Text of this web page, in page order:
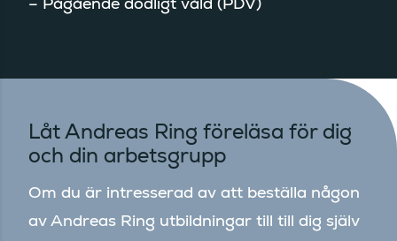
– Pågående dödligt våld (PDV)
Låt Andreas Ring föreläsa för dig
och din arbetsgrupp
Om du är intresserad av att beställa någon
av Andreas Ring utbildningar till till dig själv